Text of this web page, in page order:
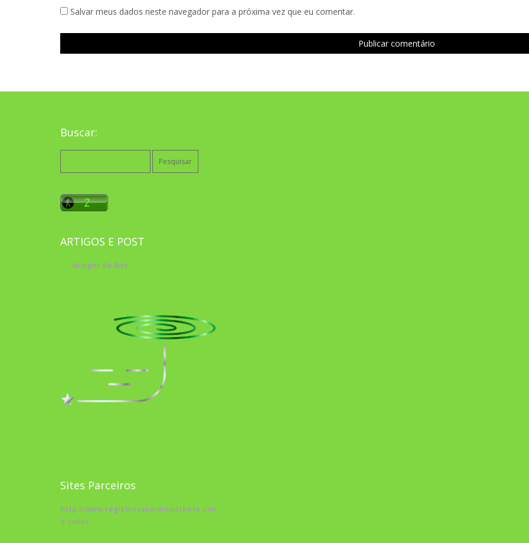
Salvar meus dados neste navegador para a próxima vez que eu comentar.
Buscar:
ARTIGOS E POST
Artigos do Site
Sites Parceiros
http://www.registrosakashicostheta.com/curso/sobre-
o-curso